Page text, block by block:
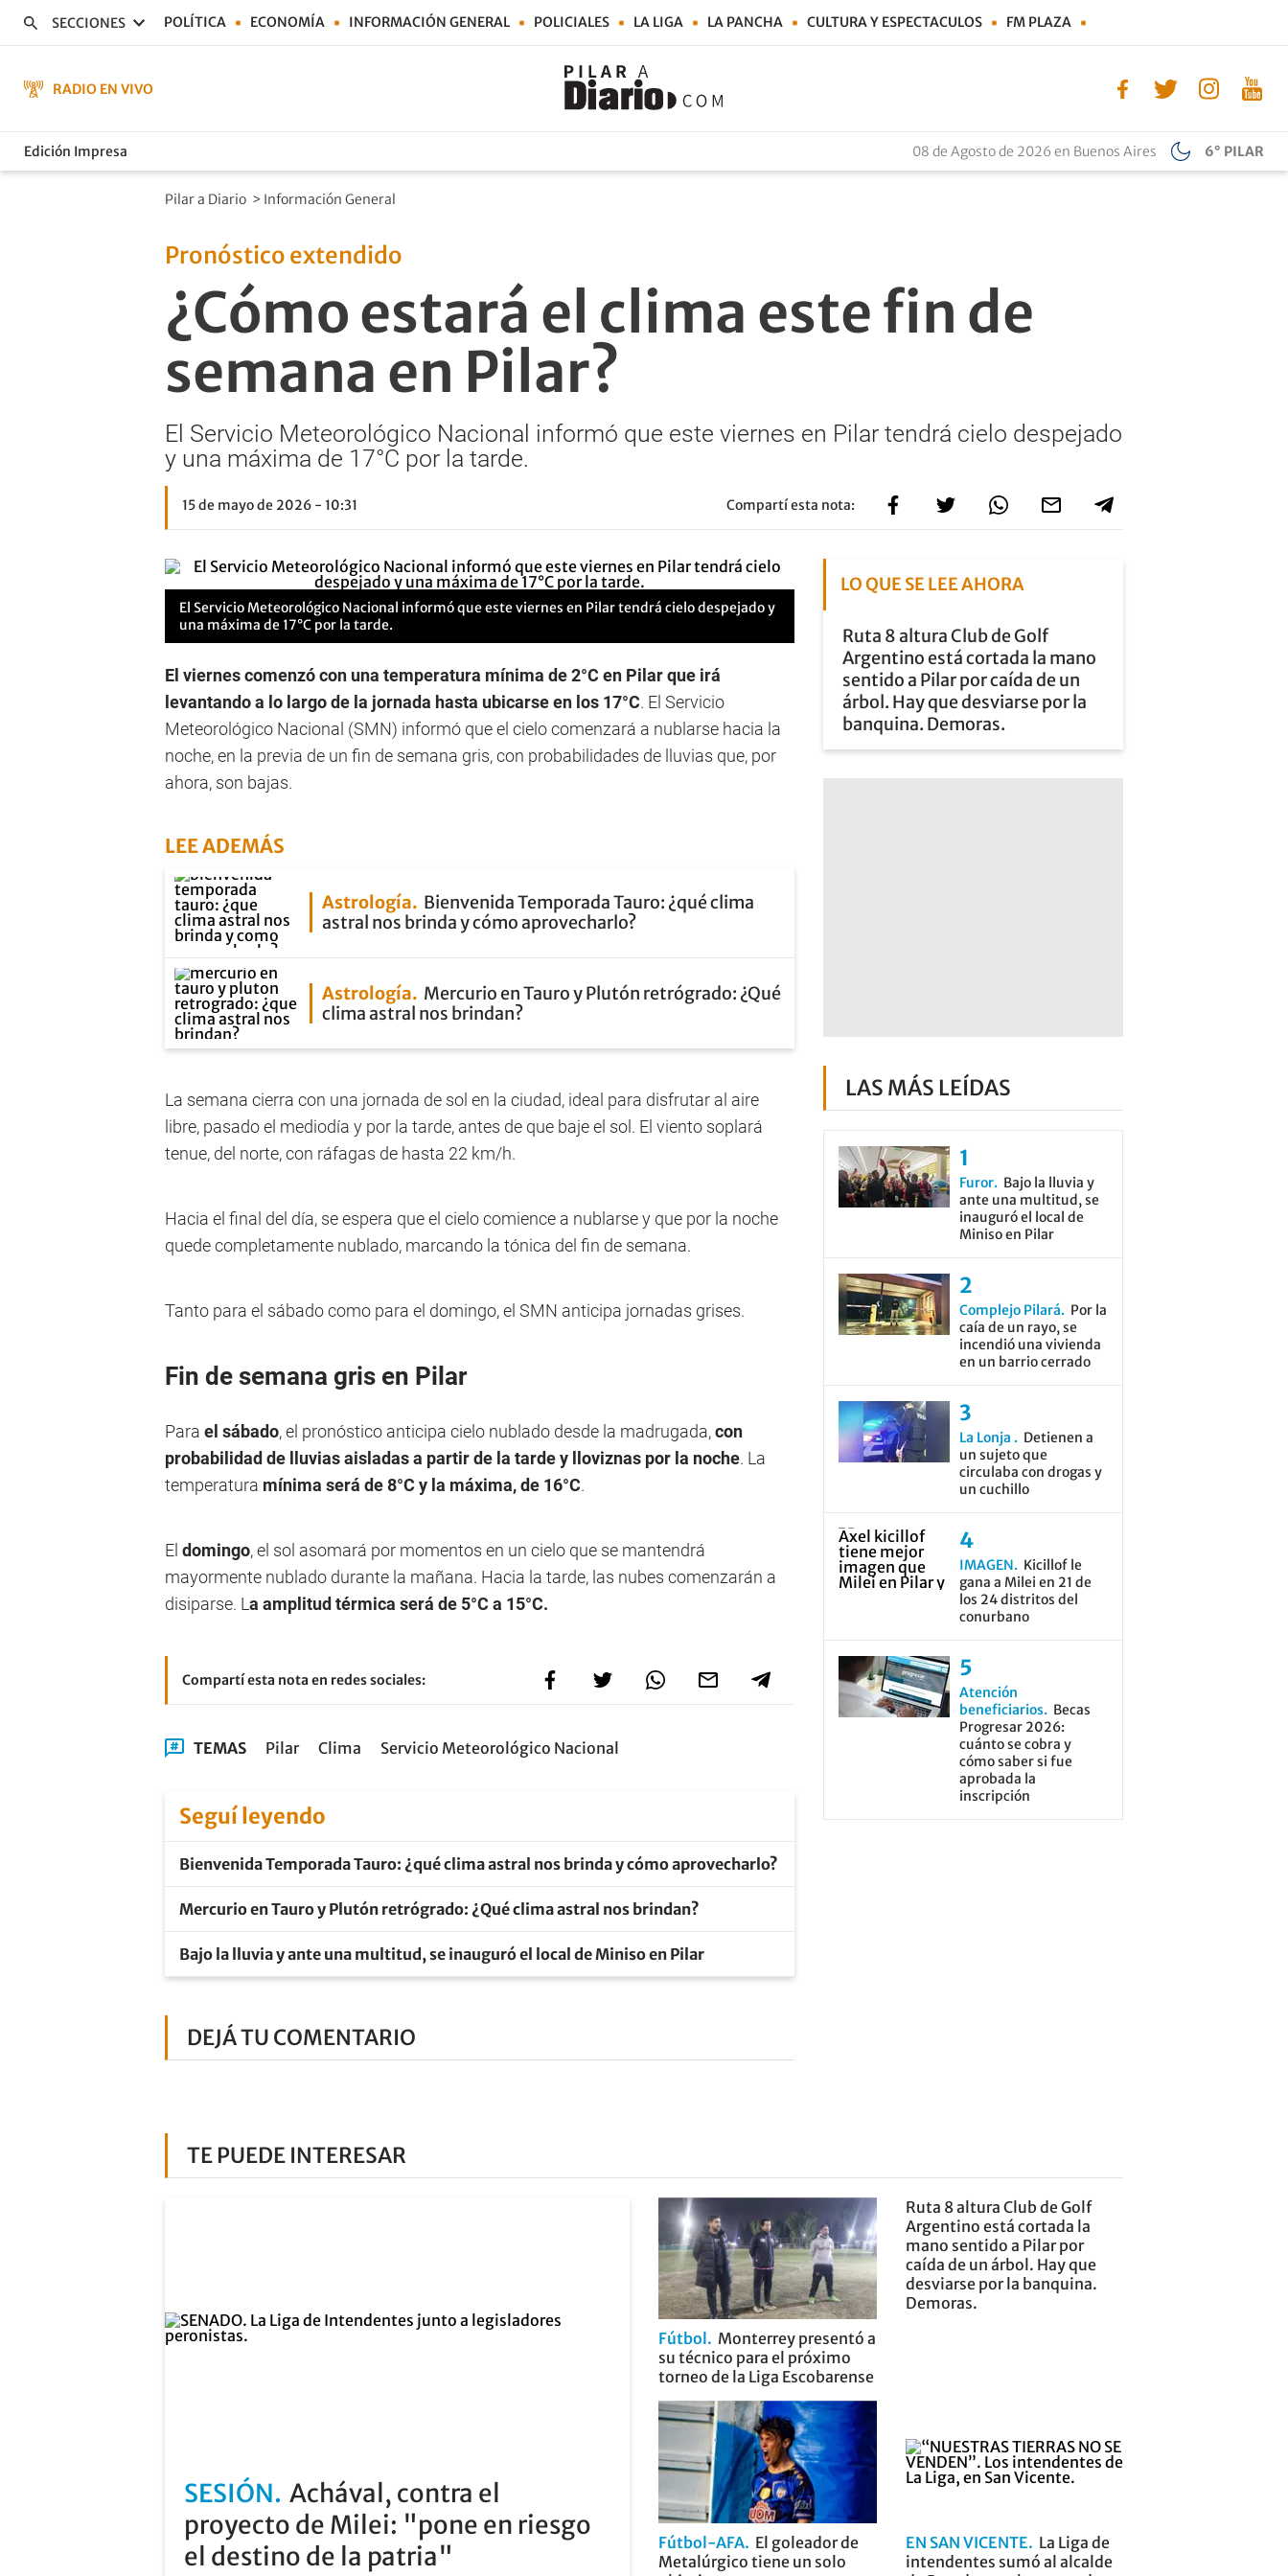
SECCIONES POLÍTICA ECONOMÍA INFORMACIÓN GENERAL POLICIALES LA LIGA LA PANCHA CULTURA Y ESPECTACULOS FM PLAZA
RADIO EN VIVO
Edición Impresa 08 de Agosto de 2026 en Buenos Aires 6° PILAR
Pilar a Diario > Información General
Pronóstico extendido
¿Cómo estará el clima este fin de
semana en Pilar?
El Servicio Meteorológico Nacional informó que este viernes en Pilar tendrá cielo despejado
y una máxima de 17°C por la tarde.
15 de mayo de 2026 - 10:31 Compartí esta nota:
El Servicio Meteorológico Nacional informó que este viernes en Pilar tendrá cielo despejado y
una máxima de 17°C por la tarde.
El viernes comenzó con una temperatura mínima de 2°C en Pilar que irá
levantando a lo largo de la jornada hasta ubicarse en los 17°C. El Servicio
Meteorológico Nacional (SMN) informó que el cielo comenzará a nublarse hacia la
noche, en la previa de un fin de semana gris, con probabilidades de lluvias que, por
ahora, son bajas.
LEE ADEMÁS
Astrología
Bienvenida Temporada Tauro: ¿qué clima
astral nos brinda y cómo aprovecharlo?
Astrología
Mercurio en Tauro y Plutón retrógrado: ¿Qué
clima astral nos brindan?
La semana cierra con una jornada de sol en la ciudad, ideal para disfrutar al aire
libre, pasado el mediodía y por la tarde, antes de que baje el sol. El viento soplará
tenue, del norte, con ráfagas de hasta 22 km/h.
Hacia el final del día, se espera que el cielo comience a nublarse y que por la noche
quede completamente nublado, marcando la tónica del fin de semana.
Tanto para el sábado como para el domingo, el SMN anticipa jornadas grises.
Fin de semana gris en Pilar
Para el sábado, el pronóstico anticipa cielo nublado desde la madrugada,con
probabilidad de lluvias aisladas a partir de la tarde y lloviznas por la noche. La
temperatura mínima será de 8°C y la máxima, de 16°C.
El domingo, el sol asomará por momentos en un cielo que se mantendrá
mayormente nublado durante la mañana. Hacia la tarde, las nubes comenzarán a
disiparse. L a amplitud térmica será de 5°C a 15°C.
Compartí esta nota en redes sociales:
TEMAS Pilar Clima Servicio Meteorológico Nacional
Seguí leyendo
Bienvenida Temporada Tauro: ¿qué clima astral nos brinda y cómo aprovecharlo?
Mercurio en Tauro y Plutón retrógrado: ¿Qué clima astral nos brindan?
Bajo la lluvia y ante una multitud, se inauguró el local de Miniso en Pilar
DEJÁ TU COMENTARIO
LO QUE SE LEE AHORA
Ruta 8 altura Club de Golf
Argentino está cortada la mano
sentido a Pilar por caída de un
árbol. Hay que desviarse por la
banquina. Demoras.
LAS MÁS LEÍDAS
Furor
Bajo la lluvia y
ante una multitud, se
inauguró el local de
Miniso en Pilar
Complejo Pilará
Por la
caía de un rayo, se
incendió una vivienda
en un barrio cerrado
La Lonja
Detienen a
un sujeto que
circulaba con drogas y
un cuchillo
IMAGEN
Kicillof le
gana a Milei en 21 de
los 24 distritos del
conurbano
Atención
beneficiarios
Becas
Progresar 2026:
cuánto se cobra y
cómo saber si fue
aprobada la
inscripción
TE PUEDE INTERESAR
SESIÓN Achával, contra el
proyecto de Milei: "pone en riesgo
el destino de la patria"
Fútbol
Monterrey presentó a
su técnico para el próximo
torneo de la Liga Escobarense
Ruta 8 altura Club de Golf
Argentino está cortada la
mano sentido a Pilar por
caída de un árbol. Hay que
desviarse por la banquina.
Demoras.
Fútbol-AFA El goleador de
Metalúrgico tiene un solo
EN SAN VICENTE
La Liga de
intendentes sumó al alcalde